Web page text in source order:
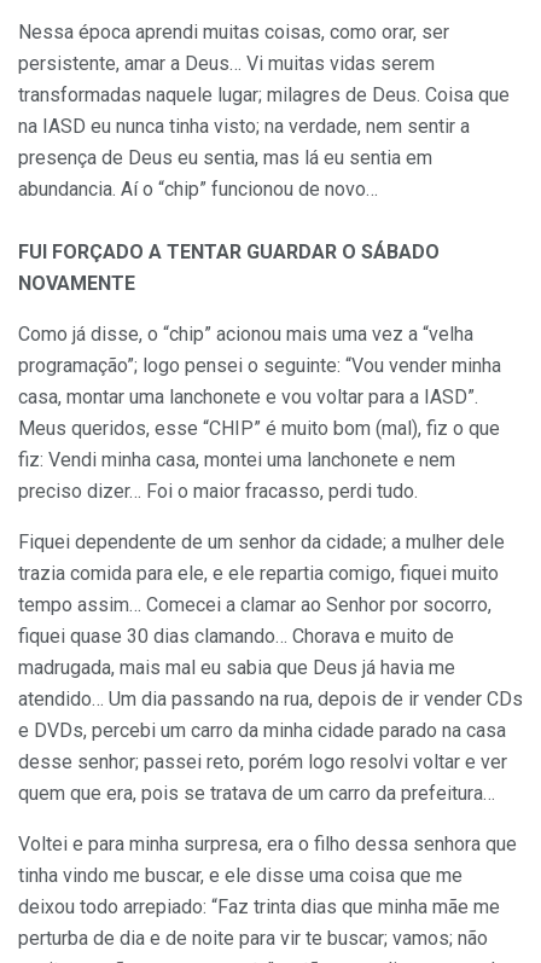
Nessa época aprendi muitas coisas, como orar, ser
persistente, amar a Deus… Vi muitas vidas serem
transformadas naquele lugar; milagres de Deus. Coisa que
na IASD eu nunca tinha visto; na verdade, nem sentir a
presença de Deus eu sentia, mas lá eu sentia em
abundancia. Aí o “chip” funcionou de novo…
FUI FORÇADO A TENTAR GUARDAR O SÁBADO
NOVAMENTE
Como já disse, o “chip” acionou mais uma vez a “velha
programação”; logo pensei o seguinte: “Vou vender minha
casa, montar uma lanchonete e vou voltar para a IASD”.
Meus queridos, esse “CHIP” é muito bom (mal), fiz o que
fiz: Vendi minha casa, montei uma lanchonete e nem
preciso dizer… Foi o maior fracasso, perdi tudo.
Fiquei dependente de um senhor da cidade; a mulher dele
trazia comida para ele, e ele repartia comigo, fiquei muito
tempo assim… Comecei a clamar ao Senhor por socorro,
fiquei quase 30 dias clamando… Chorava e muito de
madrugada, mais mal eu sabia que Deus já havia me
atendido… Um dia passando na rua, depois de ir vender CDs
e DVDs, percebi um carro da minha cidade parado na casa
desse senhor; passei reto, porém logo resolvi voltar e ver
quem que era, pois se tratava de um carro da prefeitura…
Voltei e para minha surpresa, era o filho dessa senhora que
tinha vindo me buscar, e ele disse uma coisa que me
deixou todo arrepiado: “Faz trinta dias que minha mãe me
perturba de dia e de noite para vir te buscar; vamos; não